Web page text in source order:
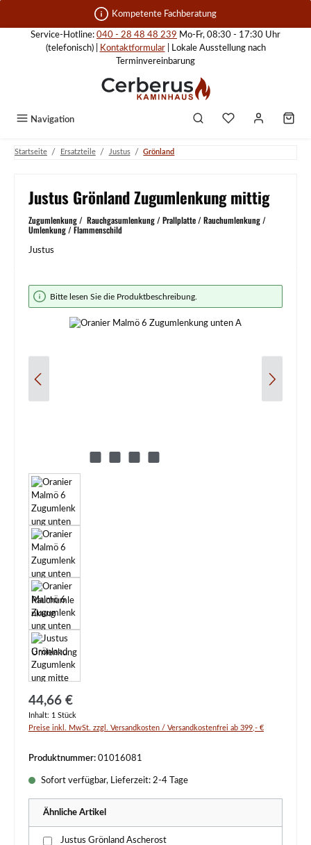
Zum Hauptinhalt springen Kompetente Fachberatung
Service-Hotline: 040 - 28 48 48 239 Mo-Fr, 08:30 - 17:30 Uhr
(telefonisch) |
Kontaktformular| Lokale Ausstellung nach
Terminvereinbarung
Navigation
Startseite / Ersatzteile / Justus / Grönland
Justus Grönland Zugumlenkung mittig
Zugumlenkung / Rauchgasumlenkung / Prallplatte / Rauchumlenkung /
Umlenkung / Flammenschild
Justus
Bildergalerie überspringen
Bitte lesen Sie die Produktbeschreibung.
Regulärer Preis:
44,66 €
Inhalt: 1 Stück
Preise inkl. MwSt. zzgl. Versandkosten / Versandkostenfrei ab 399,- €
Produktnummer: 01016081
Sofort verfügbar, Lieferzeit: 2-4 Tage
Ähnliche Artikel
Justus Grönland Ascherost